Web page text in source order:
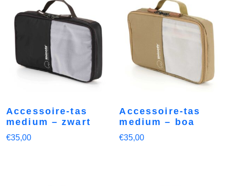
Accessoire-tas
medium – zwart
€35,00
Accessoire-tas
medium – boa
€35,00